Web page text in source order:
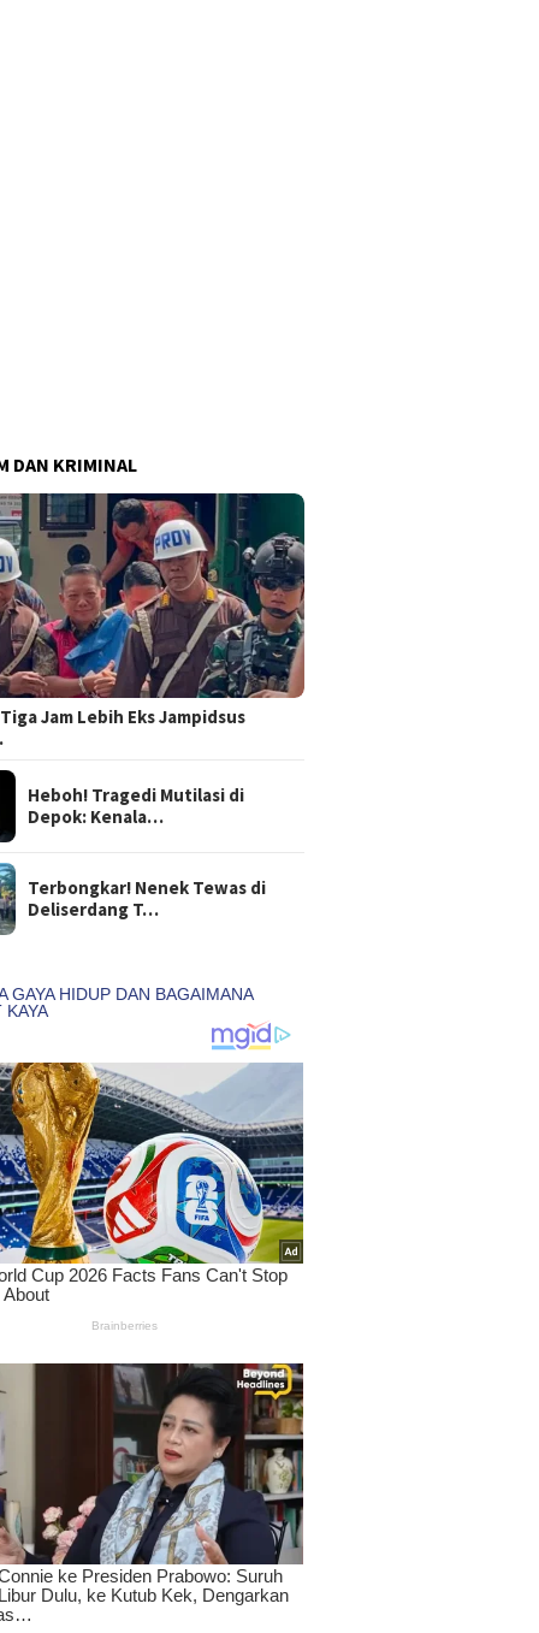
DAN KRIMINAL
Jam Lebih Eks Jampidsus
Heboh! Tragedi Mutilasi di
Depok: Kenala…
Terbongkar! Nenek Tewas di
Deliserdang T…